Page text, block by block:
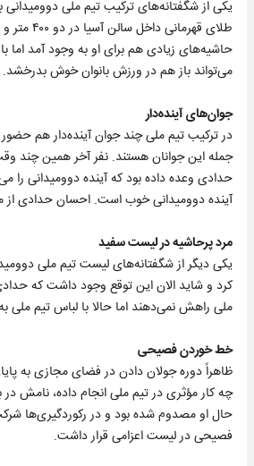
حاشیه‌های زیادی هم برای او به وجود آمد
می‌تواند باز هم در ورزش بانوان خوش بدرخشد.
جوان‌های آینده‌دار
در ترکیب تیم ملی چند جوان آینده‌دار هم
حدادی وعده داده بود که آینده دوومیدانی را
آینده دوومیدانی خوب است. احسان حدادی از
مرد پرحاشیه در لیست سفید
یکی دیگر از شگفتانه‌های لیست تیم ملی
کرد و شاید الان این توقع وجود داشت که
ملی راهش نمی‌دهند اما حالا با لباس تیم ملی
خط خوردن فصیحی
ظاهراً دوره جولان دادن در فضای مجازی به
چه کار مؤثری در تیم ملی انجام داده، نامش
حال او مصدوم شده بود و در رکوردگیری‌ها
فصیحی در لیست اعزامی قرار داشت.